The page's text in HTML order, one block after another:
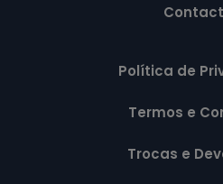
Política de
Termos e
Trocas e